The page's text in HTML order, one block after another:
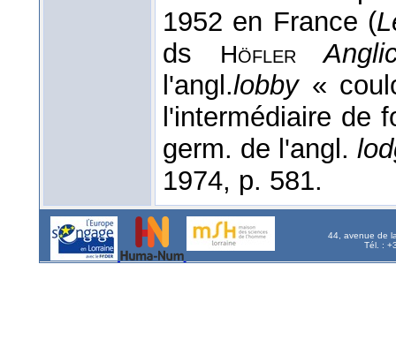
1952 en France (
ds
Höfler
l'angl.lobby «
l'intermédiaire de
germ. de l'angl.
1974, p. 581.
44, avenue de
Tél. :